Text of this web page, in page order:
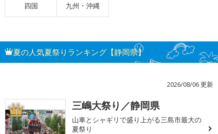
四国 九州・沖縄
夏の人気夏祭りランキング【静岡県】
2026/08/06 更新
1 三嶋大祭り／静岡県
山車とシャギリで盛り上がる三島市最大の
夏祭り